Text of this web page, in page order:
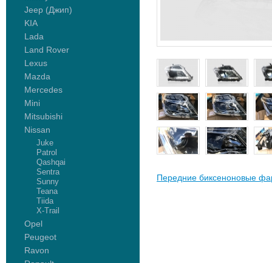
Jeep (Джип)
KIA
Lada
Land Rover
Lexus
Mazda
Mercedes
Mini
Mitsubishi
Nissan
Juke
Patrol
Qashqai
Sentra
Sunny
Teana
Tiida
X-Trail
Opel
Peugeot
Ravon
Передние биксеноновые